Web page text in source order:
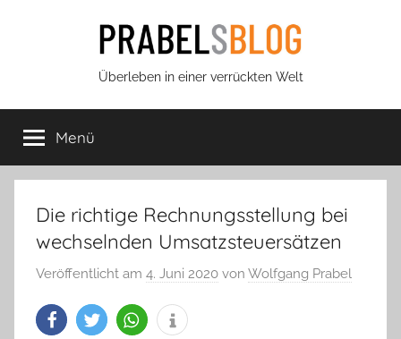
Prabels
Blog
Überleben in einer verrückten Welt
Menü
Die richtige Rechnungsstellung bei
wechselnden Umsatzsteuersätzen
Veröffentlicht am 4. Juni 2020 von Wolfgang Prabel